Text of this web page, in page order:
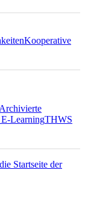
Kooperative
Archivierte
LearningTHWS